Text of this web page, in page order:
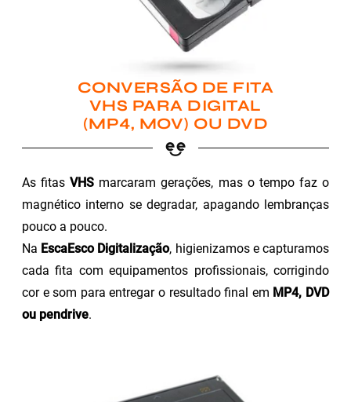
CONVERSÃO DE FITA
VHS PARA DIGITAL
(MP4, MOV) OU DVD
As fitasVHS marcaram gerações, mas o tempo faz o
magnético interno se degradar, apagando lembranças
pouco a pouco.
Na EscaEsco Digitalização, higienizamos e capturamos
cada fita com equipamentos profissionais, corrigindo
cor e som para entregar o resultado final em MP4, DVD
ou pendrive.